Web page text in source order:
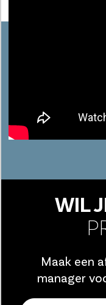
WIL
Maak een
manager